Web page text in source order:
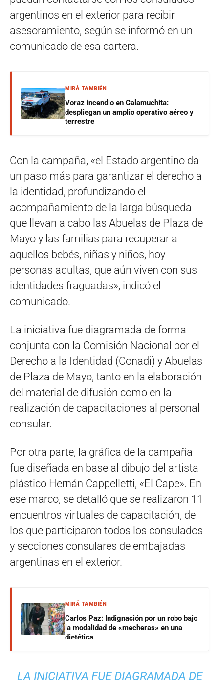
argentinos en el exterior para recibir
asesoramiento, según se informó en un
comunicado de esa cartera.
MIRÁ TAMBIÉN
Voraz incendio en Calamuchita:
despliegan un amplio operativo aéreo y
terrestre
Con la campaña, «el Estado argentino da
un paso más para garantizar el derecho a
la identidad, profundizando el
acompañamiento de la larga búsqueda
que llevan a cabo las Abuelas de Plaza de
Mayo y las familias para recuperar a
aquellos bebés, niñas y niños, hoy
personas adultas, que aún viven con sus
identidades fraguadas», indicó el
comunicado.
La iniciativa fue diagramada de forma
conjunta con la Comisión Nacional por el
Derecho a la Identidad (Conadi) y Abuelas
de Plaza de Mayo, tanto en la elaboración
del material de difusión como en la
realización de capacitaciones al personal
consular.
Por otra parte, la gráfica de la campaña
fue diseñada en base al dibujo del artista
plástico Hernán Cappelletti, «El Cape». En
ese marco, se detalló que se realizaron 11
encuentros virtuales de capacitación, de
los que participaron todos los consulados
y secciones consulares de embajadas
argentinas en el exterior.
MIRÁ TAMBIÉN
Carlos Paz: Indignación por un robo bajo
la modalidad de «mecheras» en una
dietética
LA INICIATIVA FUE DIAGRAMADA DE